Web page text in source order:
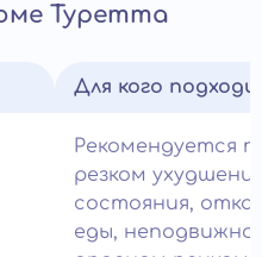
Туретта
Для кого
Рекомендуется
резком
состояния,
еды,